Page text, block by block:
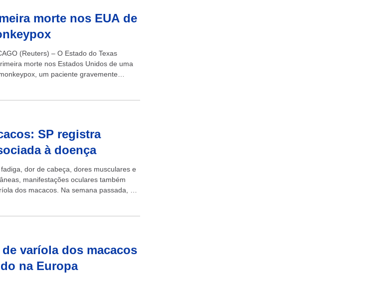
morte nos EUA de
(Reuters) – O Estado do Texas
morte nos Estados Unidos de uma
um paciente gravemente
SP registra
à doença
dor de cabeça, dores musculares e
manifestações oculares também
dos macacos. Na semana passada, o
varíola dos macacos
na Europa